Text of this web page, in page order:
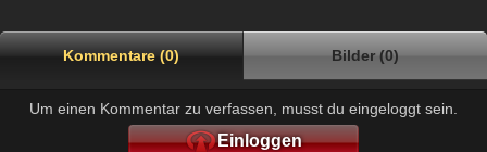
Kommentare (0) Bilder (0)
Um einen Kommentar zu verfassen, musst du eingeloggt sein.
Einloggen